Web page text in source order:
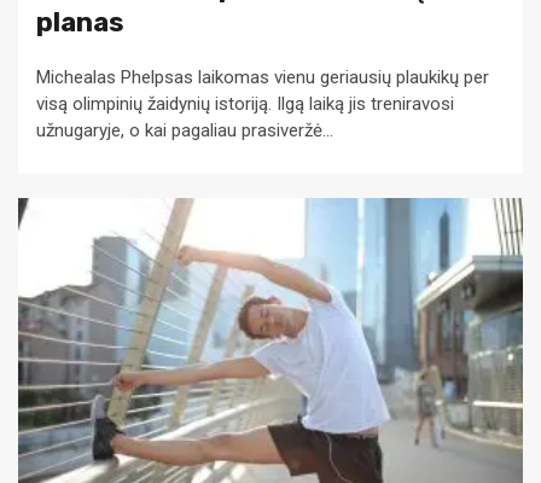
planas
Michealas Phelpsas laikomas vienu geriausių plaukikų per
visą olimpinių žaidynių istoriją. Ilgą laiką jis treniravosi
užnugaryje, o kai pagaliau prasiveržė...